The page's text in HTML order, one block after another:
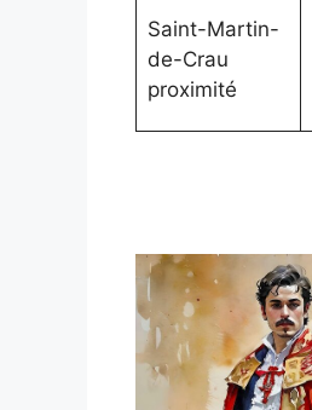
Saint-Martin-
de-Crau
proximité